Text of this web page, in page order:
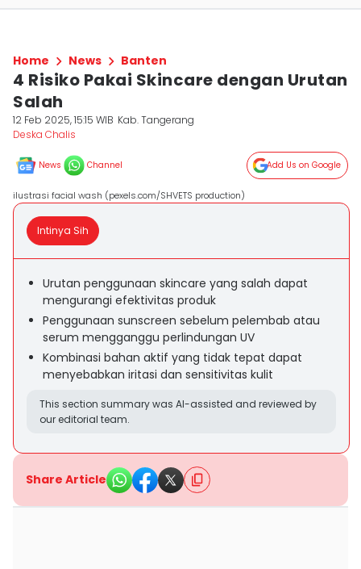
Home News Banten
4 Risiko Pakai Skincare dengan Urutan
Salah
12 Feb 2025, 15:15 WIB Kab. Tangerang
Deska Chalis
News Channel Add Us on Google
ilustrasi facial wash (pexels.com/SHVETS production)
Intinya Sih
Urutan penggunaan skincare yang salah dapat
mengurangi efektivitas produk
Penggunaan sunscreen sebelum pelembab atau
serum mengganggu perlindungan UV
Kombinasi bahan aktif yang tidak tepat dapat
menyebabkan iritasi dan sensitivitas kulit
This section summary was AI-assisted and reviewed by
our editorial team.
Share Article